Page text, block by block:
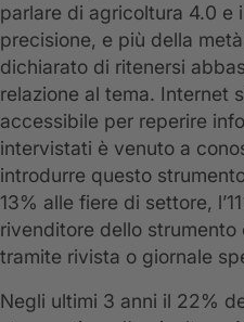
parlare di agricoltura 4.0 e
precisione, e più della
dichiarato di ritenersi
relazione al tema. Internet
accessibile per reperire
intervistati è venuto a
introdurre questo
13% alle fiere di settore,
rivenditore dello
tramite rivista o giornale
Negli ultimi 3 anni il 22%